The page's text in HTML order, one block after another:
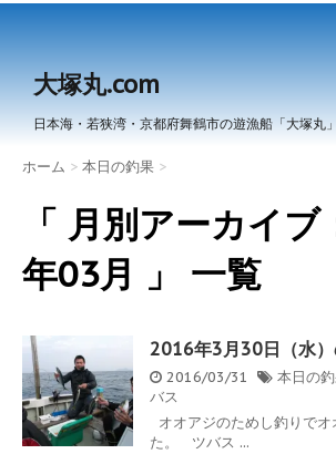
大塚丸.com
日本海・若狭湾・京都府舞鶴市の遊漁船「大塚丸」
ホーム > 本日の釣果 >
「 月別アーカイ
年03月 」 一覧
2016年3月30日（水
2016/03/31 本日の
バス
オオアジのためし釣りでオ
た。 ツバス ...